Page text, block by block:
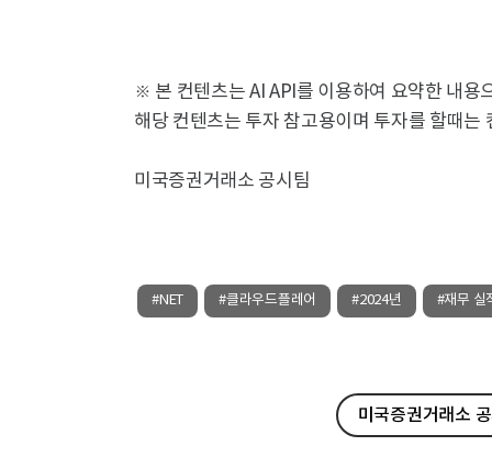
※ 본 컨텐츠는 AI API를 이용하여 요약한 내용
해당 컨텐츠는 투자 참고용이며 투자를 할때
미국증권거래소 공시팀
#NET #클라우드플레어 #2024년 #재무 실
미국증권거래소